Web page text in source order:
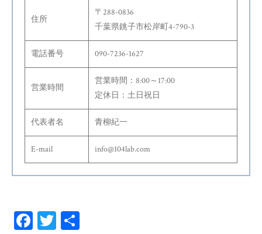
住所
〒288-0836
千葉県銚子市松岸町4-790-3
電話番号 090-7236-1627
営業時間
営業時間：8:00～17:00
定休日：土日祝日
代表者名 青柳紀一
E-mail info@104lab.com
Fa T